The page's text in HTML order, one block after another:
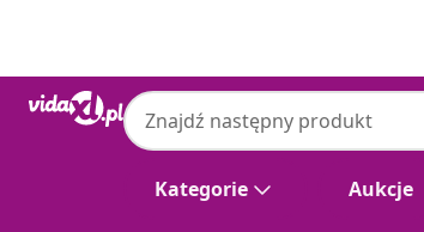
Kategorie Aukcje